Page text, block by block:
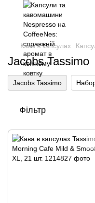
Безкоштовна доставка від
Кава в капсулах
Jacobs Tassimo
Jacobs Tassimo
Фільтр